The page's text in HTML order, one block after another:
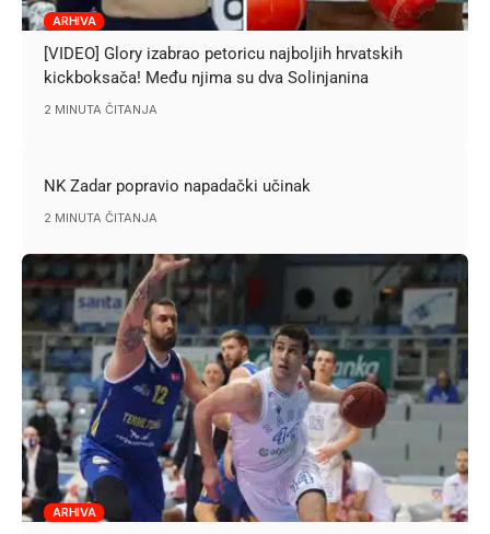
ARHIVA
[VIDEO] Glory izabrao petoricu najboljih hrvatskih
kickboksača! Među njima su dva Solinjanina
2 MINUTA ČITANJA
NK Zadar popravio napadački učinak
2 MINUTA ČITANJA
ARHIVA